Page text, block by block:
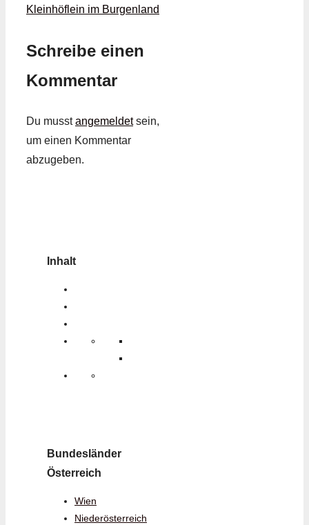
Kleinhöflein im Burgenland
Schreibe einen
Kommentar
Du musstangemeldetsein,
um einen Kommentar
abzugeben.
Inhalt
Bundesländer
Österreich
Wien
Niederösterreich